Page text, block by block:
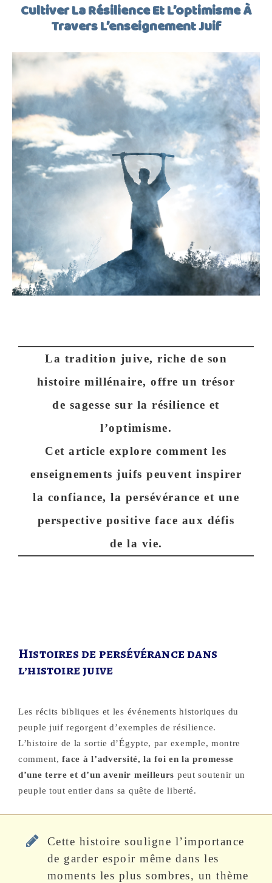
Cultiver La Résilience Et L’optimisme À
Travers L’enseignement Juif
La tradition juive, riche de son
histoire millénaire, offre un trésor
de sagesse sur la résilience et
l’optimisme.
Cet article explore comment les
enseignements juifs peuvent inspirer
la confiance, la persévérance et une
perspective positive face aux défis
de la vie.
Histoires de persévérance dans
l’histoire juive
Les récits bibliques et les événements historiques du
peuple juif regorgent d’exemples de résilience.
L’histoire de la sortie d’Égypte, par exemple, montre
comment,face à l’adversité, la foi en la promesse
d’une terre et d’un avenir meilleurs peut soutenir un
peuple tout entier dans sa quête de liberté.
Cette histoire souligne l’importance
de garder espoir même dans les
moments les plus sombres, un thème